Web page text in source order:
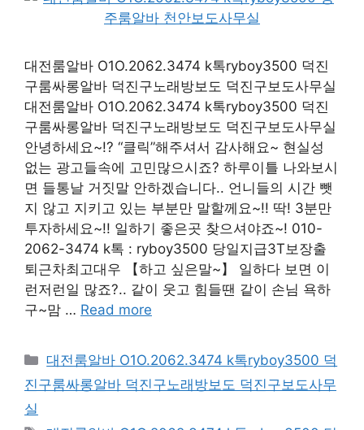
대전룸알바 O1O.2062.3474 k톡ryboy3500 덕진
구룸싸롱알바 덕진구노래방보도 덕진구보도사무실
대전룸알바 O1O.2062.3474 k톡ryboy3500 덕진
구룸싸롱알바 덕진구노래방보도 덕진구보도사무실
안녕하세요~!? “클릭”해주셔서 감사해요~ 현실성
없는 광고들속에 고민많으시죠? 하루이틀 나와보시
면 들통날 거짓말 안하겠습니다.. 언니들의 시간 뺏
지 않고 지키고 있는 부분만 말할께요~!! 딱! 3분만
투자하세요~!! 일하기 좋은곳 찾으셔야죠~! 010-
2062-3474 k톡 : ryboy3500 당일지급3T보장출
퇴근차최고대우 【하고 싶은말~】 일하다 보면 이
런저런일 많죠?.. 같이 웃고 힘들땐 같이 손님 욕하
구~맘 … Read more
카
테
고
대전룸알바 O1O.2062.3474 k톡ryboy3500 덕
진구룸싸롱알바 덕진구노래방보도 덕진구보도사무
실